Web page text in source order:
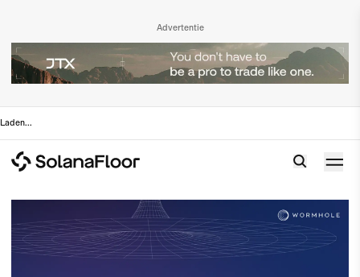
Advertentie
Laden...